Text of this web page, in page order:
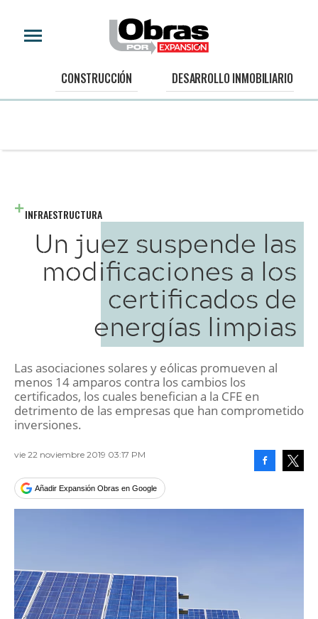
CONSTRUCCIÓN DESARROLLO INMOBILIARIO
INFRAESTRUCTURA
Un juez suspende las
modificaciones a los
certificados de
energías limpias
Las asociaciones solares y eólicas promueven al
menos 14 amparos contra los cambios los
certificados, los cuales benefician a la CFE en
detrimento de las empresas que han comprometido
inversiones.
vie 22 noviembre 2019 03:17 PM
Añadir Expansión Obras en Google